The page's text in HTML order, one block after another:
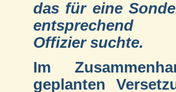
das für eine
entsprechend
Offizier suchte.
Im
geplanten